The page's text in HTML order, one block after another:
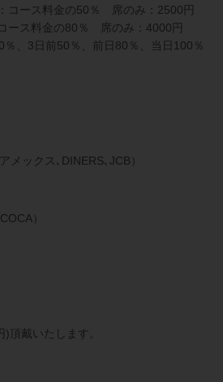
ース料金の50％ 席のみ：2500円
ス料金の80％ 席のみ：4000円
、3日前50％、前日80％、当日100％
メックス､DINERS､JCB）
）
頂戴いたします。